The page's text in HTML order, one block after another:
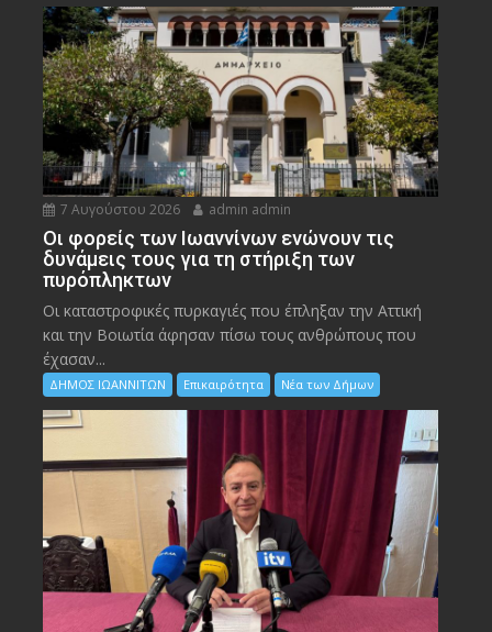
7 Αυγούστου 2026 admin admin
Οι φορείς των Ιωαννίνων ενώνουν τις
δυνάμεις τους για τη στήριξη των
πυρόπληκτων
Οι καταστροφικές πυρκαγιές που έπληξαν την Αττική
και την Bοιωτία άφησαν πίσω τους ανθρώπους που
έχασαν...
ΔΗΜΟΣ ΙΩΑΝΝΙΤΩΝ Επικαιρότητα Νέα των Δήμων